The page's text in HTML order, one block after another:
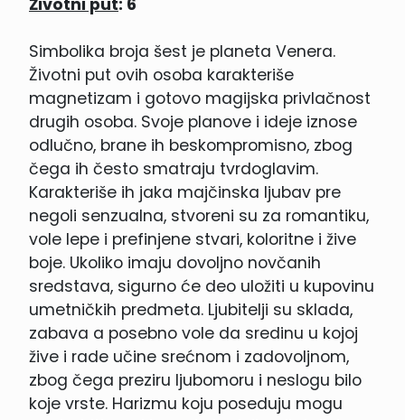
Simbolika broja šest je planeta Venera.
Životni put ovih osoba karakteriše
magnetizam i gotovo magijska privlačnost
drugih osoba. Svoje planove i ideje iznose
odlučno, brane ih beskompromisno, zbog
čega ih često smatraju tvrdoglavim.
Karakteriše ih jaka majčinska ljubav pre
negoli senzualna, stvoreni su za romantiku,
vole lepe i prefinjene stvari, koloritne i žive
boje. Ukoliko imaju dovoljno novčanih
sredstava, sigurno će deo uložiti u kupovinu
umetničkih predmeta. Ljubitelji su sklada,
zabava a posebno vole da sredinu u kojoj
žive i rade učine srećnom i zadovoljnom,
zbog čega preziru ljubomoru i neslogu bilo
koje vrste. Harizmu koju poseduju mogu